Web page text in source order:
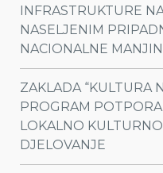
INFRASTRUKTURE
NASELJENIM
NACIONALNE
ZAKLADA “KULTURA
PROGRAM
LOKALNO
DJELOVANJE